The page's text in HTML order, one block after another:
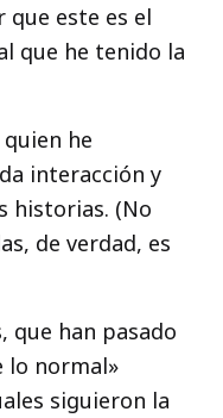
que este es el
que he tenido la
he
interacción y
historias. (No
de verdad, es
que han pasado
lo normal»
siguieron la